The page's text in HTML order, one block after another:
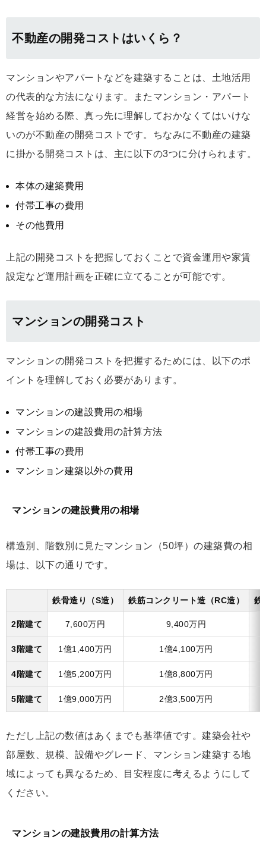
不動産の開発コストはいくら？
マンションやアパートなどを建築することは、土地活用
の代表的な方法になります。またマンション・アパート
経営を始める際、真っ先に理解しておかなくてはいけな
いのが不動産の開発コストです。ちなみに不動産の建築
に掛かる開発コストは、主に以下の3つに分けられます。
本体の建築費用
付帯工事の費用
その他費用
上記の開発コストを把握しておくことで資金運用や家賃
設定など運用計画を正確に立てることが可能です。
マンションの開発コスト
マンションの開発コストを把握するためには、以下のポ
イントを理解しておく必要があります。
マンションの建設費用の相場
マンションの建設費用の計算方法
付帯工事の費用
マンション建築以外の費用
マンションの建設費用の相場
構造別、階数別に見たマンション（50坪）の建築費の相
場は、以下の通りです。
鉄骨造り（S造） 鉄筋コンクリート造（RC造） 鉄
2階建て 7,600万円 9,400万円
3階建て 1億1,400万円 1億4,100万円
4階建て 1億5,200万円 1億8,800万円
5階建て 1億9,000万円 2億3,500万円
ただし上記の数値はあくまでも基準値です。建築会社や
部屋数、規模、設備やグレード、マンション建築する地
域によっても異なるため、目安程度に考えるようにして
ください。
マンションの建設費用の計算方法